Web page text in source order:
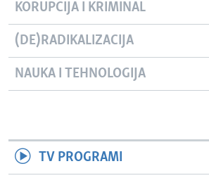
KORUPCIJA I KRIMINAL
(DE)RADIKALIZACIJA
NAUKA I TEHNOLOGIJA
TV PROGRAMI